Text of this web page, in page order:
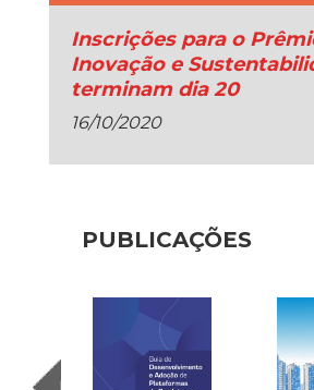
Inscrições para o
Inovação e
terminam dia 20
16/10/2020
PUBLICAÇÕES